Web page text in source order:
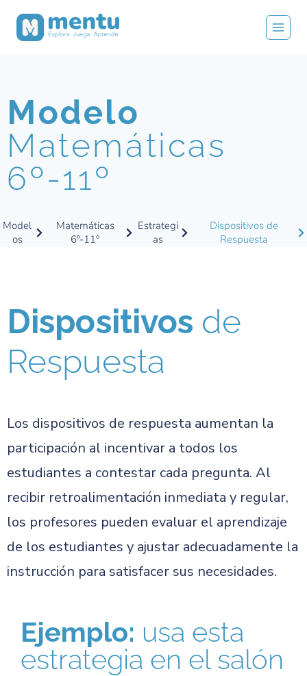
Modelo
Matemáticas
6º-11º
Model
os
Matemáticas
6º-11º
Estrategi
as
Dispositivos de
Respuesta
Dispositivos de
Respuesta
Los dispositivos de respuesta aumentan la
participación al incentivar a todos los
estudiantes a contestar cada pregunta. Al
recibir retroalimentación inmediata y regular,
los profesores pueden evaluar el aprendizaje
de los estudiantes y ajustar adecuadamente la
instrucción para satisfacer sus necesidades.
Ejemplo: usa esta
estrategia en el salón